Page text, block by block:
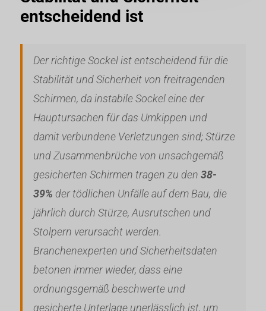
entscheidend ist
Der richtige Sockel ist entscheidend für die
Stabilität und Sicherheit von freitragenden
Schirmen, da instabile Sockel eine der
Hauptursachen für das Umkippen und
damit verbundene Verletzungen sind; Stürze
und Zusammenbrüche von unsachgemäß
gesicherten Schirmen tragen zu den 38-
39% der tödlichen Unfälle auf dem Bau, die
jährlich durch Stürze, Ausrutschen und
Stolpern verursacht werden.
Branchenexperten und Sicherheitsdaten
betonen immer wieder, dass eine
ordnungsgemäß beschwerte und
gesicherte Unterlage unerlässlich ist, um